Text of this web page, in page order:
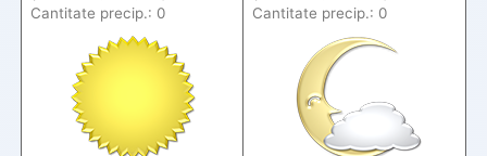
Cantitate precip.: 0
Cantitate precip.: 0